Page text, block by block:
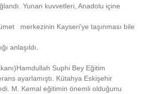
Yunan kuvvetleri, Anadolu içine
merkezinin Kayseri’ye taşınması bile
anlaşıldı.
Suphi Bey Eğitim
ayarlamıştı. Kütahya Eskişehir
M. Kemal eğitimin önemli olduğunu